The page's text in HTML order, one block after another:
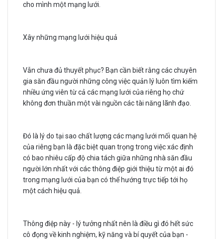
cho mình một mạng lưới.
Xây những mạng lưới hiệu quả
Vẫn chưa đủ thuyết phục? Bạn cần biết rằng các chuyên
gia săn đầu người những công việc quản lý luôn tìm kiếm
nhiều ứng viên từ cả các mạng lưới của riêng họ chứ
không đơn thuần một vài nguồn các tài năng lãnh đạo.
Đó là lý do tại sao chất lượng các mạng lưới mối quan hệ
của riêng bạn là đặc biệt quan trọng trong việc xác định
có bao nhiêu cấp độ chia tách giữa những nhà săn đầu
người lớn nhất với các thông điệp giới thiệu từ một ai đó
trong mạng lưới của bạn có thể hướng trực tiếp tới họ
một cách hiệu quả.
Thông điệp này - lý tưởng nhất nên là điều gì đó hết sức
cô đọng về kinh nghiệm, kỹ năng và bí quyết của bạn -